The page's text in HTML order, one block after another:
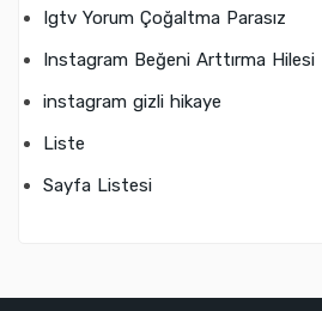
Igtv Yorum Çoğaltma Parasız
Instagram Beğeni Arttırma Hilesi
instagram gizli hikaye
Liste
Sayfa Listesi